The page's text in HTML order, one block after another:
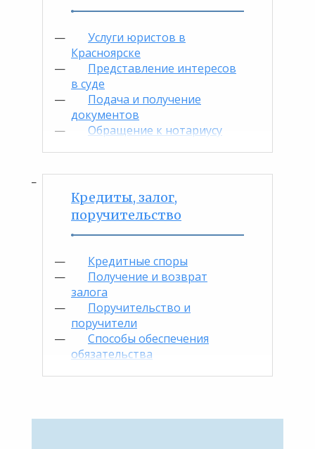
Услуги юристов в
Красноярске
Представление интересов
в суде
Подача и получение
документов
Обращение к нотариусу
Кредиты, залог,
поручительство
Кредитные споры
Получение и возврат
залога
Поручительство и
поручители
Способы обеспечения
обязательства